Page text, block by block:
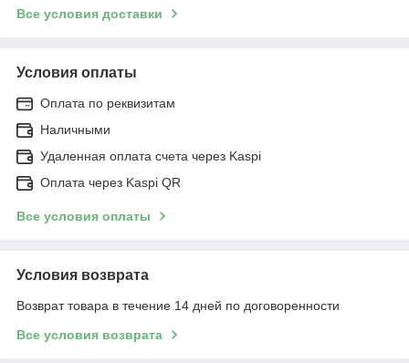
Все условия доставки
Условия оплаты
Оплата по реквизитам
Наличными
Удаленная оплата счета через Kaspi
Оплата через Kaspi QR
Все условия оплаты
Условия возврата
Возврат товара в течение 14 дней по договоренности
Все условия возврата